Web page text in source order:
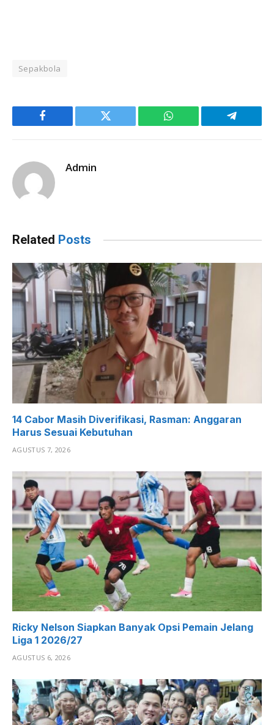
Sepakbola
Facebook Twitter WhatsApp Telegram
Admin
Related Posts
14 Cabor Masih Diverifikasi, Rasman: Anggaran
Harus Sesuai Kebutuhan
AGUSTUS 7, 2026
Ricky Nelson Siapkan Banyak Opsi Pemain Jelang
Liga 1 2026/27
AGUSTUS 6, 2026